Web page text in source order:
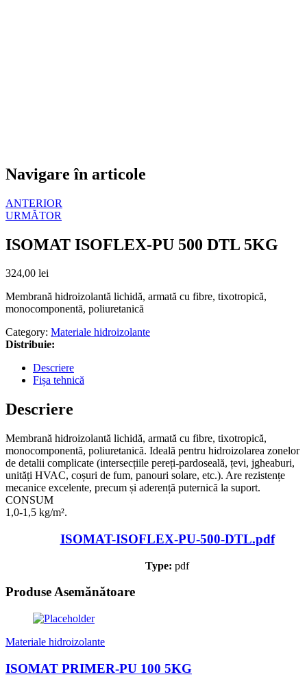
Navigare în articole
ANTERIOR
URMĂTOR
ISOMAT ISOFLEX-PU 500 DTL 5KG
324,00 lei
Membrană hidroizolantă lichidă, armată cu fibre, tixotropică,
monocomponentă, poliuretanică
Category: Materiale hidroizolante
Distribuie:
Descriere
Fișa tehnică
Descriere
Membrană hidroizolantă lichidă, armată cu fibre, tixotropică,
monocomponentă, poliuretanică. Ideală pentru hidroizolarea zonelor
de detalii complicate (intersecțiile pereți-pardoseală, țevi, jgheaburi,
unități HVAC, coșuri de fum, panouri solare, etc.). Are rezistențe
mecanice excelente, precum și aderență puternică la suport.
CONSUM
1,0-1,5 kg/m².
ISOMAT-ISOFLEX-PU-500-DTL.pdf
Type: pdf
Produse Asemănătoare
Materiale hidroizolante
ISOMAT PRIMER-PU 100 5KG